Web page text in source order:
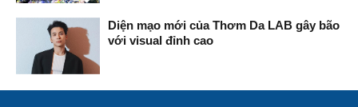
Diện mạo mới của Thơm Da LAB gây bão
với visual đỉnh cao